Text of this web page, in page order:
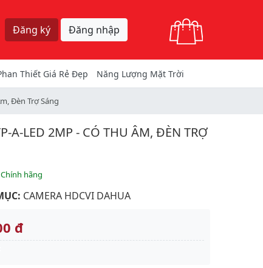
Đăng ký Đăng nhập
Thiết Giá Rẻ Đẹp Năng Lượng Mặt Trời
Đèn Trợ Sáng
A-LED 2MP - CÓ THU ÂM, ĐÈN TRỢ
Chính hãng
CAMERA HDCVI DAHUA
đ